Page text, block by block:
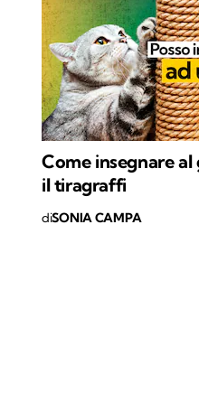
Come insegnare al
il tiragraffi
diSONIA CAMPA